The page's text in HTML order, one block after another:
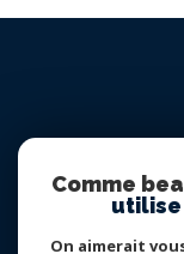
Comme
utilise
On aimerait